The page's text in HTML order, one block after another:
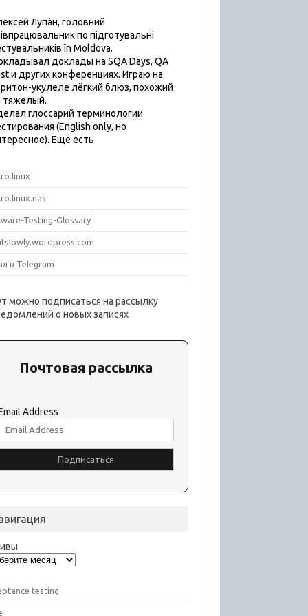
Лупàн, головний
по підготувальні
în Moldova.
доклады на SQA Days, QA
и других конференциях. Играю на
укулеле лёгкий блюз, похожий
тяжелый.
глоссарий терминологии
(English only, но
Ещё есть
Testing-Glossary
в Telegram
можно подписаться на рассылку
о новых записях
Почтовая рассылка
Address
testing